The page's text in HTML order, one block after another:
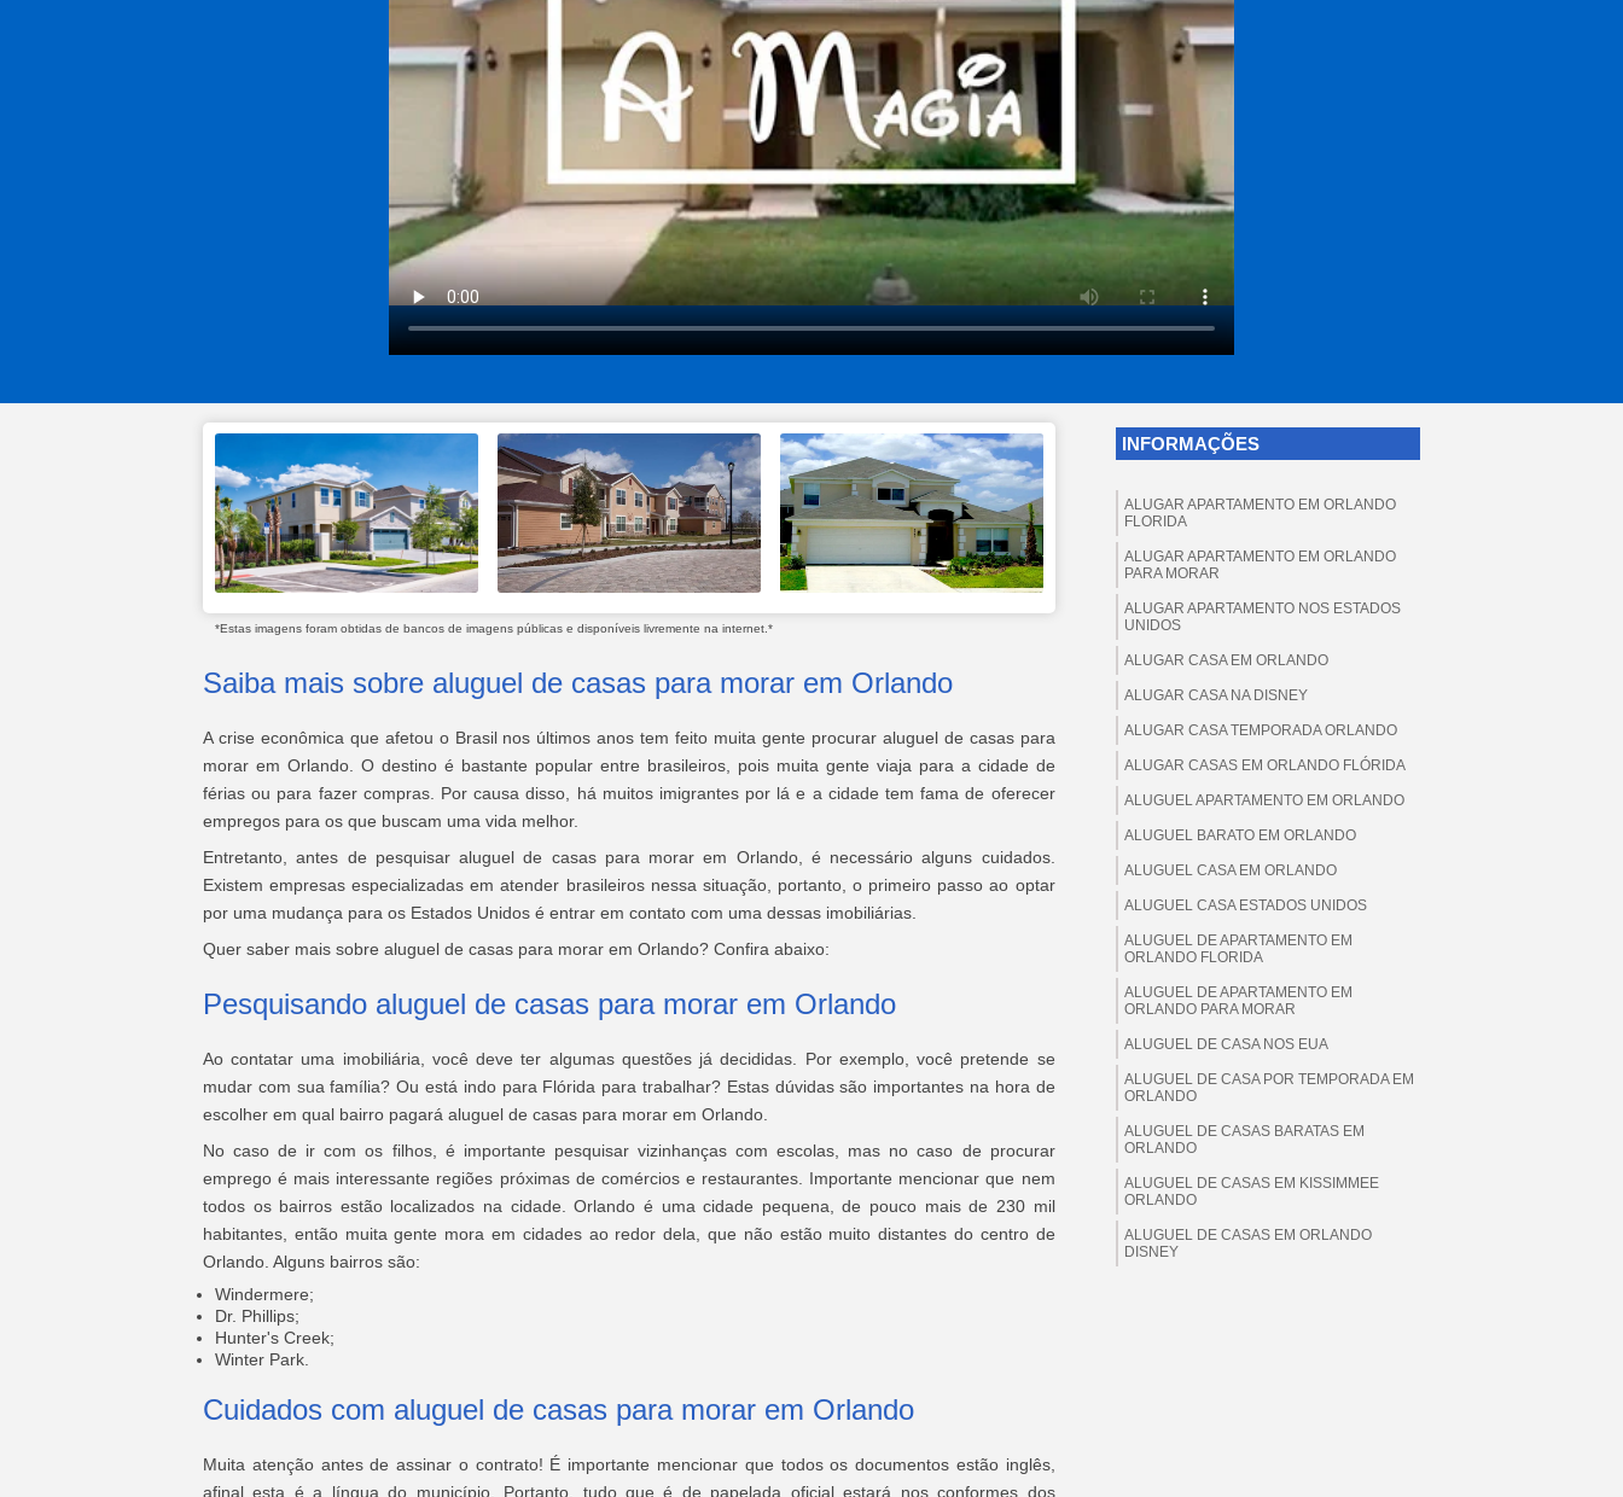
*Estas imagens foram obtidas de bancos de imagens públicas e disponíveis livremente na internet.*
Saiba mais sobre aluguel de casas para morar em Orlando
A crise econômica que afetou o Brasil nos últimos anos tem feito muita gente procurar aluguel de casas para
morar em Orlando. O destino é bastante popular entre brasileiros, pois muita gente viaja para a cidade de
férias ou para fazer compras. Por causa disso, há muitos imigrantes por lá e a cidade tem fama de oferecer
empregos para os que buscam uma vida melhor.
Entretanto, antes de pesquisar aluguel de casas para morar em Orlando, é necessário alguns cuidados.
Existem empresas especializadas em atender brasileiros nessa situação, portanto, o primeiro passo ao optar
por uma mudança para os Estados Unidos é entrar em contato com uma dessas imobiliárias.
Quer saber mais sobre aluguel de casas para morar em Orlando? Confira abaixo:
Pesquisando aluguel de casas para morar em Orlando
Ao contatar uma imobiliária, você deve ter algumas questões já decididas. Por exemplo, você pretende se
mudar com sua família? Ou está indo para Flórida para trabalhar? Estas dúvidas são importantes na hora de
escolher em qual bairro pagará aluguel de casas para morar em Orlando.
No caso de ir com os filhos, é importante pesquisar vizinhanças com escolas, mas no caso de procurar
emprego é mais interessante regiões próximas de comércios e restaurantes. Importante mencionar que nem
todos os bairros estão localizados na cidade. Orlando é uma cidade pequena, de pouco mais de 230 mil
habitantes, então muita gente mora em cidades ao redor dela, que não estão muito distantes do centro de
Orlando. Alguns bairros são:
Windermere;
Dr. Phillips;
Hunter's Creek;
Winter Park.
Cuidados com aluguel de casas para morar em Orlando
Muita atenção antes de assinar o contrato! É importante mencionar que todos os documentos estão inglês,
afinal esta é a língua do município. Portanto, tudo que é de papelada oficial estará nos conformes dos
INFORMAÇÕES
ALUGAR APARTAMENTO EM ORLANDO
FLORIDA
ALUGAR APARTAMENTO EM ORLANDO
PARA MORAR
ALUGAR APARTAMENTO NOS ESTADOS
UNIDOS
ALUGAR CASA EM ORLANDO
ALUGAR CASA NA DISNEY
ALUGAR CASA TEMPORADA ORLANDO
ALUGAR CASAS EM ORLANDO FLÓRIDA
ALUGUEL APARTAMENTO EM ORLANDO
ALUGUEL BARATO EM ORLANDO
ALUGUEL CASA EM ORLANDO
ALUGUEL CASA ESTADOS UNIDOS
ALUGUEL DE APARTAMENTO EM
ORLANDO FLORIDA
ALUGUEL DE APARTAMENTO EM
ORLANDO PARA MORAR
ALUGUEL DE CASA NOS EUA
ALUGUEL DE CASA POR TEMPORADA EM
ORLANDO
ALUGUEL DE CASAS BARATAS EM
ORLANDO
ALUGUEL DE CASAS EM KISSIMMEE
ORLANDO
ALUGUEL DE CASAS EM ORLANDO
DISNEY